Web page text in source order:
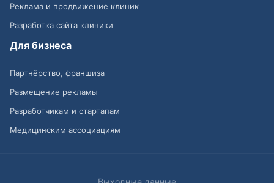
Реклама и продвижение клиник
Разработка сайта клиники
Для бизнеса
Партнёрство, франшиза
Размещение рекламы
Разработчикам и стартапам
Медицинским ассоциациям